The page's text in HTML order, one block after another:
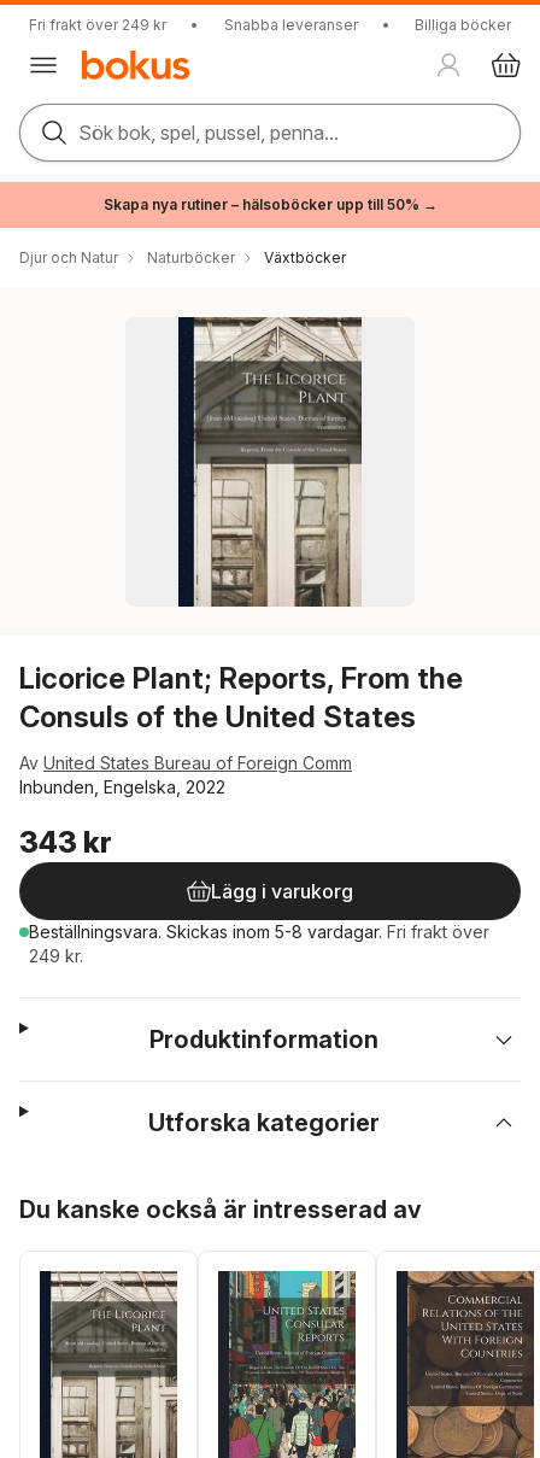
Fri frakt över 249 kr • Snabba leveranser • Billiga böcker
Sök bok, spel, pussel, penna...
Skapa nya rutiner – hälsoböcker upp till 50% →
Djur och Natur Naturböcker Växtböcker
Licorice Plant; Reports, From the
Consuls of the United States
Av United States Bureau of Foreign Comm
Inbunden, Engelska, 2022
343 kr
Lägg i varukorg
Beställningsvara. Skickas inom 5-8 vardagar. Fri frakt över
249 kr.
Produktinformation
Utforska kategorier
Du kanske också är intresserad av